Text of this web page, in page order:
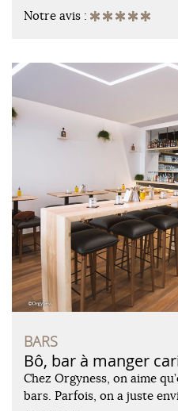
Notre avis :
BARS
Bô, bar à manger
Chez Orgyness, on aime
bars. Parfois, on a juste